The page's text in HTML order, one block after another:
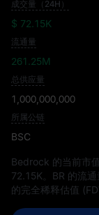
成交量（24H）
$ 72.15K
流通量
261.25M
总供应量
1,000,000,000
所属公链
BSC
Bedrock 的当前市
72.15K 。BR 的流
的完全稀释估值